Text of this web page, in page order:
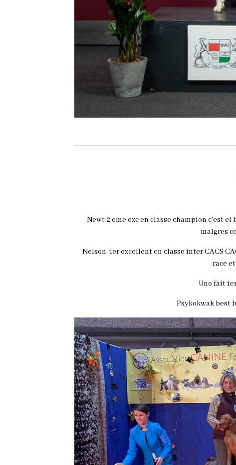
Newt 2 eme exc en classe champion c'est
malgres
Nelson 1er excellent en classe inter CACS
race
Uno fait
Psykokwak best